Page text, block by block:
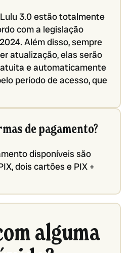
3.0 estão totalmente
com a legislação
Além disso, sempre
atualização, elas serão
e automaticamente
período de acesso, que
de pagamento?
disponíveis são
dois cartões e PIX +
alguma